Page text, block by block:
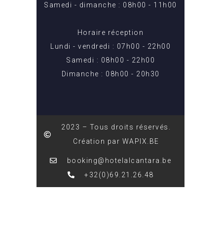
Samedi - dimanche : 08h00 - 11h00
Horaire réception
Lundi - vendredi : 07h00 - 22h00
Samedi : 08h00 - 22h00
Dimanche : 08h00 - 20h30
2023 – Tous droits réservés.
Création par WAPIX.BE
booking@hotelalcantara.be
+32(0)69.21.26.48